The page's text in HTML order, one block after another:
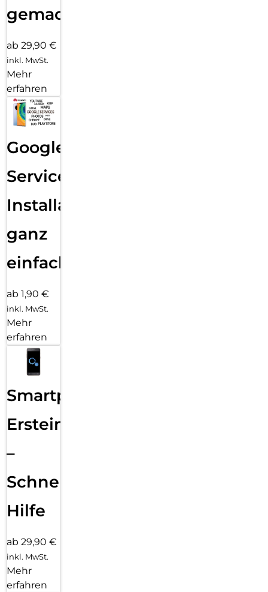
gemacht!
ab 29,90 €
inkl. MwSt.
Mehr
erfahren
Google
Services
Installation
ganz
einfach
ab 1,90 €
inkl. MwSt.
Mehr
erfahren
Smartphone
Ersteinrichtung
–
Schnelle
Hilfe
ab 29,90 €
inkl. MwSt.
Mehr
erfahren